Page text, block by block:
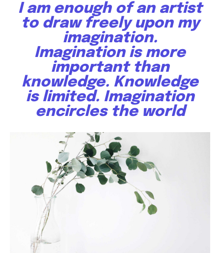
I am enough of an artist
to draw freely upon my
imagination.
Imagination is more
important than
knowledge. Knowledge
is limited. Imagination
encircles the world